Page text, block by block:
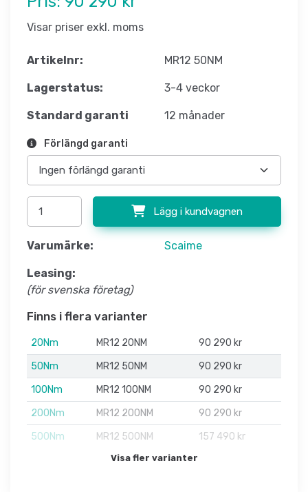
Visar priser exkl. moms
Artikelnr: MR12 50NM
Lagerstatus: 3-4 veckor
Standard garanti 12 månader
Förlängd garanti
Lägg i kundvagnen
Varumärke: Scaime
Leasing:
(för svenska företag)
Finns i flera varianter
20Nm MR12 20NM
90 290 kr
50Nm
MR12 50NM
90 290 kr
100Nm
MR12 100NM
90 290 kr
200Nm
MR12 200NM
90 290 kr
500Nm
MR12 500NM 157 490 kr
Visa fler varianter